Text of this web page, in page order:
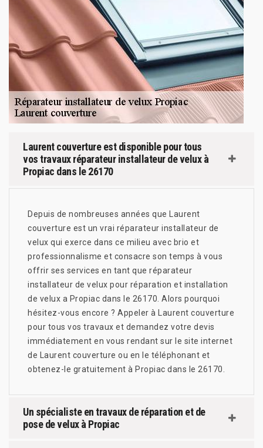
Laurent couverture est disponible pour tous
vos travaux réparateur installateur de velux à
Propiac dans le 26170
Depuis de nombreuses années que Laurent
couverture est un vrai réparateur installateur de
velux qui exerce dans ce milieu avec brio et
professionnalisme et consacre son temps à vous
offrir ses services en tant que réparateur
installateur de velux pour réparation et installation
de velux a Propiac dans le 26170. Alors pourquoi
hésitez-vous encore ? Appeler à Laurent couverture
pour tous vos travaux et demandez votre devis
immédiatement en vous rendant sur le site internet
de Laurent couverture ou en le téléphonant et
obtenez-le gratuitement à Propiac dans le 26170.
Un spécialiste en travaux de réparation et de
pose de velux à Propiac